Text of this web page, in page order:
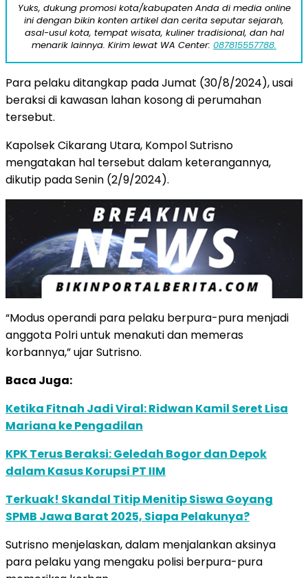
Yuks, dukung promosi kota/kabupaten Anda di media online
ini dengan bikin konten artikel dan cerita seputar sejarah,
asal-usul kota, tempat wisata, kuliner tradisional, dan hal
menarik lainnya. Kirim lewat WA Center: 087815557788.
Para pelaku ditangkap pada Jumat (30/8/2024), usai
beraksi di kawasan lahan kosong di perumahan
tersebut.
Kapolsek Cikarang Utara, Kompol Sutrisno
mengatakan hal tersebut dalam keterangannya,
dikutip pada Senin (2/9/2024).
“Modus operandi para pelaku berpura-pura menjadi
anggota Polri untuk menakuti dan memeras
korbannya,” ujar Sutrisno.
Baca Juga:
Ketika Fitnah Jadi Viral: Ridwan Kamil Seret Lisa
Mariana ke Pengadilan
KPK Terus Beraksi: Geledah Bogor dan Depok
dalam Kasus Korupsi PT IIM
Terkuak! Skandal Titip Menitip Siswa Goyang
SPMB Jawa Barat 2025, Siapa Pelakunya?
Sutrisno menjelaskan, dalam menjalankan aksinya
para pelaku yang mengaku polisi berpura-pura